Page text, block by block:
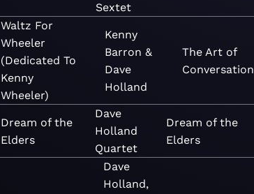
Sextet
Waltz For
Wheeler
(Dedicated To
Kenny
Wheeler)
Kenny
Barron &
Dave
Holland
The Art of
Conversation
Dream of the
Elders
Dave
Holland
Quartet
Dream of the
Elders
Dave
Holland,